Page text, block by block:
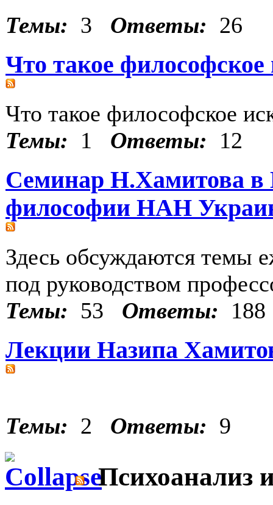
Темы: 3 Ответы: 26
Что такое философское
Что такое философское
Темы:
1 Ответы: 12
Семинар Н.Хамитова в
философии НАН
Здесь обсуждаются темы
под руководством
Темы: 53 Ответы: 188
Лекции Назипа
Темы: 2 Ответы: 9
Психоанализ